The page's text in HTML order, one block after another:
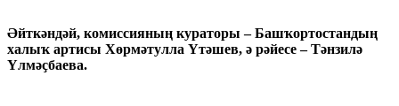
Әйткәндәй, комиссияның кураторы – Башҡортос­тандың
халыҡ артисы Хөрмәтулла Үтәшев, ә рәйесе – Тәнзилә
Үлмәҫбаева.